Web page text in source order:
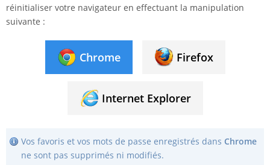
réinitialiser votre navigateur en effectuant la manipulation
suivante :
Chrome Firefox
Internet Explorer
Vos favoris et vos mots de passe enregistrés dans Chrome
ne sont pas supprimés ni modifiés.